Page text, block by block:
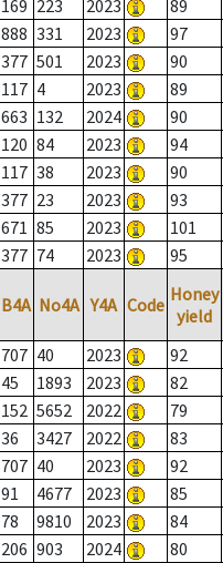
169 223 2023 89
888 331 2023 97
377 501 2023 90
117 4 2023 89
663 132 2024 90
120 84 2023 94
117 38 2023 90
377 23 2023 93
671 85 2023 101
377 74 2023 95
B4A No4A Y4A Code Honey
yield
707 40 2023 92
45 1893 2023 82
152 5652 2022 79
36 3427 2022 83
707 40 2023 92
91 4677 2023 85
78 9810 2023 84
206 903 2024 80